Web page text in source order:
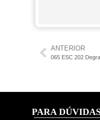
ANTERIOR
065 ESC 202
PARA